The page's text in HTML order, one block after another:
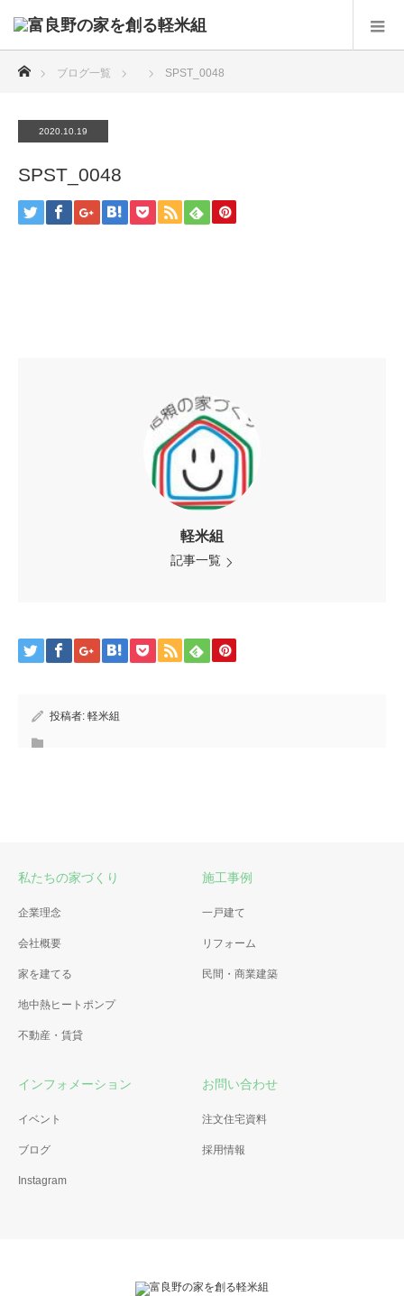
ブログ一覧 SPST_0048
2020.10.19
SPST_0048
軽米組
記事一覧
投稿者: 軽米組
私たちの家づくり
企業理念
会社概要
家を建てる
地中熱ヒートポンプ
不動産・賃貸
施工事例
一戸建て
リフォーム
民間・商業建築
インフォメーション
イベント
ブログ
Instagram
お問い合わせ
注文住宅資料
採用情報